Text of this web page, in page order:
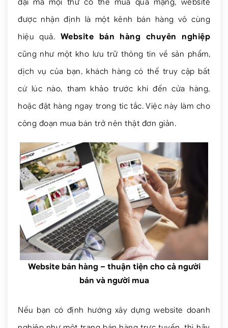
được nhận định là một kênh bán hàng vô cùng
hiệu quả. Website bán hàng chuyên nghiệp
cũng như một kho lưu trữ thông tin về sản phẩm,
dịch vụ của bạn, khách hàng có thể truy cập bất
cứ lúc nào, tham khảo trước khi đến cửa hàng,
hoặc đặt hàng ngay trong tic tắc. Việc này làm cho
công đoạn mua bán trở nên thật đơn giản.
Website bán hàng – thuận tiện cho cả người
bán và người mua
Nếu bạn có định hướng xây dựng website doanh